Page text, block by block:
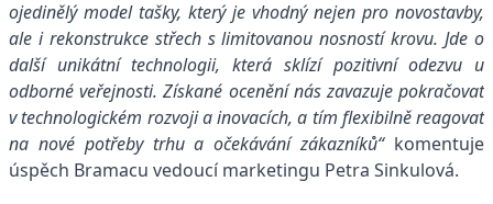
ojedinělý model tašky, který je vhodný nejen pro novostavby,
ale i rekonstrukce střech s limitovanou nosností krovu. Jde o
další unikátní technologii, která sklízí pozitivní odezvu u
odborné veřejnosti. Získané ocenění nás zavazuje pokračovat
v technologickém rozvoji a inovacích, a tím flexibilně reagovat
na nové potřeby trhu a očekávání zákazníků“ komentuje
úspěch Bramacu vedoucí marketingu Petra Sinkulová.